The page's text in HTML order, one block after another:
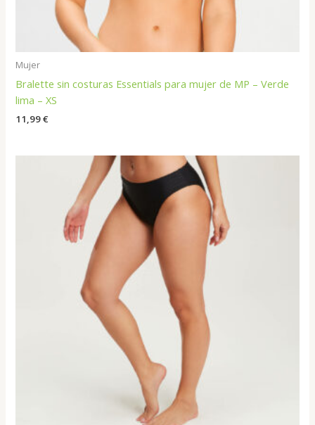
Mujer
Bralette sin costuras Essentials para mujer de MP – Verde
lima – XS
11,99€